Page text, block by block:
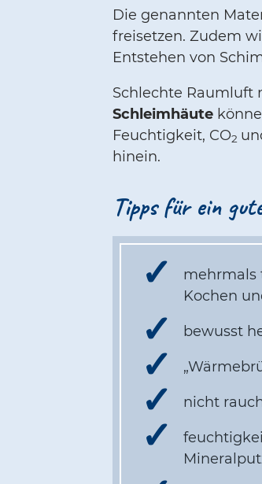
Die genannten
freisetzen. Zudem
Entstehen von
Schlechte Raumluft
Schleimhäute
Feuchtigkeit, CO2
hinein.
Tipps für ein
mehrmals
Kochen
bewusst
nicht